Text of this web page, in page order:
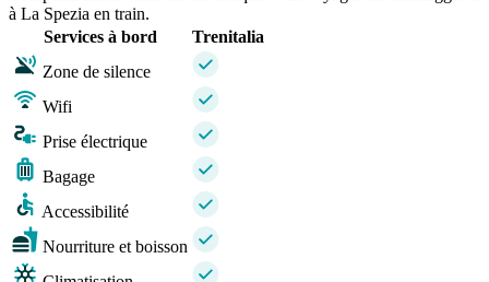
à La Spezia en train.
Services à bord
Trenitalia
Zone de silence
Wifi
Prise électrique
Bagage
Accessibilité
Nourriture et boisson